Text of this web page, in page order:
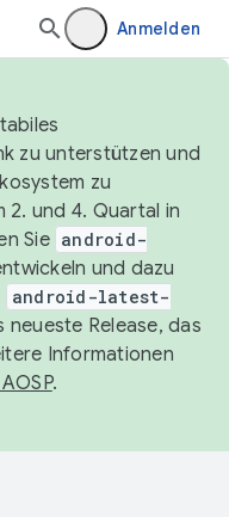
Anmelden
zu unterstützen und
zu
2. und 4. Quartal in
Sie android-
und dazu
android-latest-
Release, das
Informationen
.